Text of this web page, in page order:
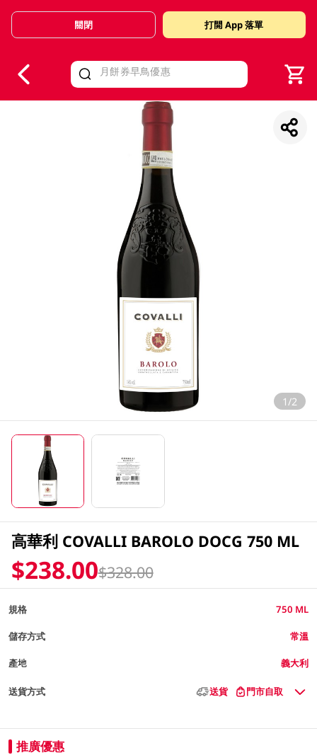
Valid Until 30 June 2026
關閉 打開 App 落單
1/2
高華利 COVALLI BAROLO DOCG 750 ML
$238.00$328.00
規格 750 ML
儲存方式 常溫
產地 義大利
送貨方式 送貨 門市自取
推廣優惠